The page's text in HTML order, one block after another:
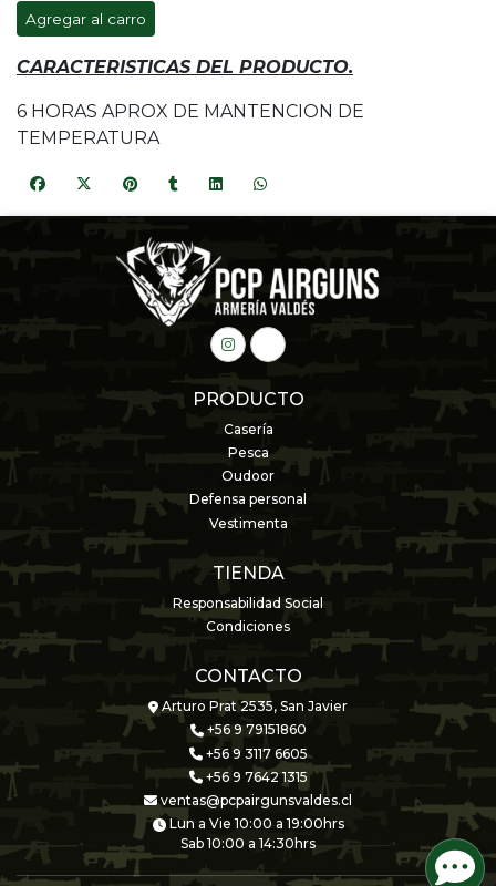
Agregar al carro
CARACTERISTICAS DEL PRODUCTO.
6 HORAS APROX DE MANTENCION DE
TEMPERATURA
PRODUCTO
Casería
Pesca
Oudoor
Defensa personal
Vestimenta
TIENDA
Responsabilidad Social
Condiciones
CONTACTO
Arturo Prat 2535, San Javier
+56 9 79151860
+56 9 3117 6605
+56 9 7642 1315
ventas@pcpairgunsvaldes.cl
Lun a Vie 10:00 a 19:00hrs
Sab 10:00 a 14:30hrs